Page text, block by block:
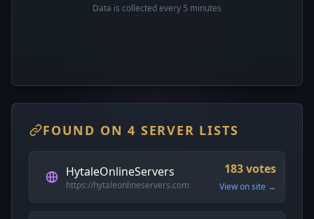
Data is collected every 5 minutes
FOUND ON 4 SERVER LISTS
HytaleOnlineServers
https://hytaleonlineservers.com
183 votes
View on site →